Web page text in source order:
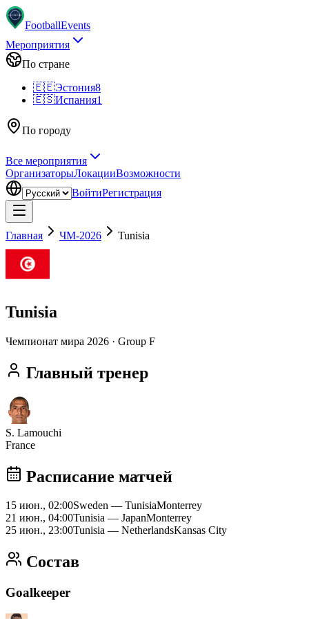
FootballEvents
Мероприятия
По стране
🇪🇪Эстония8
🇪🇸Испания1
По городу
Все мероприятия
ОрганизаторыЛокацииВозможности
ВойтиРегистрация
Главная ЧМ-2026 Tunisia
Tunisia
Чемпионат мира 2026 · Group F
Главный тренер
S. Lamouchi
France
Расписание матчей
15 июн., 02:00Sweden — TunisiaMonterrey
21 июн., 04:00Tunisia — JapanMonterrey
25 июн., 23:00Tunisia — NetherlandsKansas City
Состав
Goalkeeper